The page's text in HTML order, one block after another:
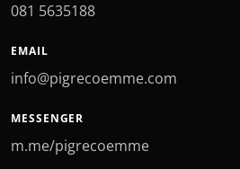
081 5635188
EMAIL
info@pigrecoemme.com
MESSENGER
m.me/pigrecoemme